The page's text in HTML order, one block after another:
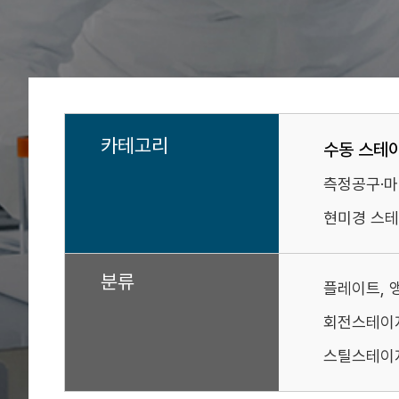
카테고리 수동 스테
측정공구·
현미경 스
분류
플레이트,
회전스테이
스틸스테이